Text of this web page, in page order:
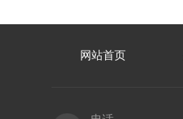
网站首页